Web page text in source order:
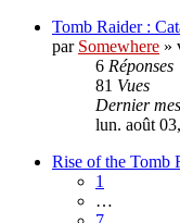
Tomb Raider :
par Somewhere »
6 Réponses
81 Vues
Dernier
lun. août
Rise of the Tomb
1
…